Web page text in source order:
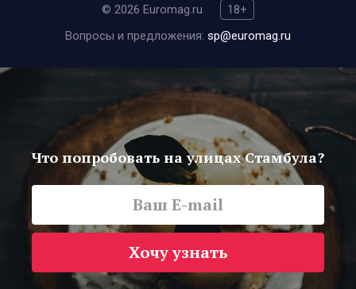
© 2026 Euromag.ru
18+
Вопросы и предложения: sp@euromag.ru
Что попробовать на улицах Стамбула?
Хочу узнать